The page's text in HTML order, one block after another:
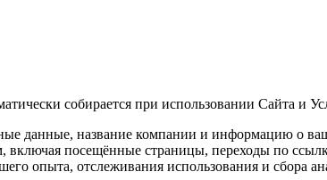
собирается при использовании Сайта и
данные, название компании и информацию о
посещённые страницы, переходы по
опыта, отслеживания использования и сбора